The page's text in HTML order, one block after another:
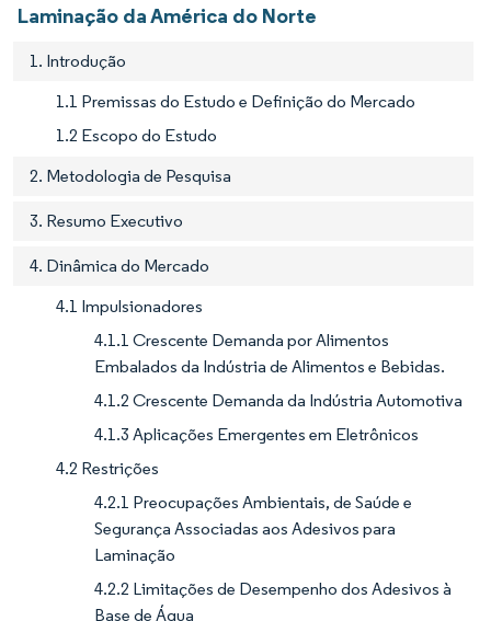
Laminação da América do Norte
1. Introdução
1.1 Premissas do Estudo e Definição do Mercado
1.2 Escopo do Estudo
2. Metodologia de Pesquisa
3. Resumo Executivo
4. Dinâmica do Mercado
4.1 Impulsionadores
4.1.1 Crescente Demanda por Alimentos
Embalados da Indústria de Alimentos e Bebidas.
4.1.2 Crescente Demanda da Indústria Automotiva
4.1.3 Aplicações Emergentes em Eletrônicos
4.2 Restrições
4.2.1 Preocupações Ambientais, de Saúde e
Segurança Associadas aos Adesivos para
Laminação
4.2.2 Limitações de Desempenho dos Adesivos à
Base de Água